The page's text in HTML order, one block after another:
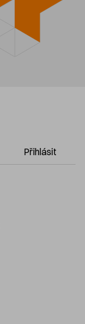
Přihlásit